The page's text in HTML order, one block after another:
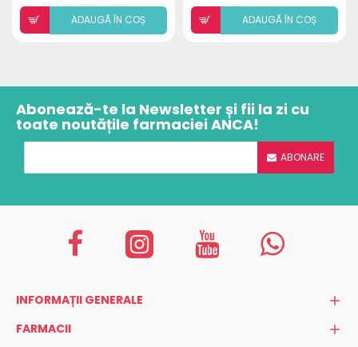
ADAUGÃ ÎN COȘ ADAUGÃ ÎN COȘ
Abonează-te la Newsletter și fii la zi cu
toate noutățile farmaciei ANCA!
ABONARE
INFORMAȚII GENERALE
FARMACII